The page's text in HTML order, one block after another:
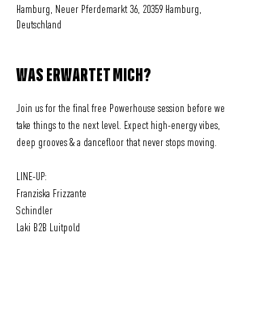
Hamburg, Neuer Pferdemarkt 36, 20359 Hamburg,
Deutschland
WAS ERWARTET MICH?
Join us for the final free Powerhouse session before we
take things to the next level. Expect high-energy vibes,
deep grooves & a dancefloor that never stops moving.
LINE-UP:
Franziska Frizzante
Schindler
Laki B2B Luitpold